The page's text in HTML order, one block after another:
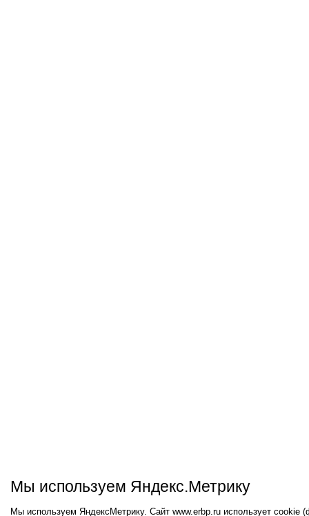
Мы используем Яндекс.Метрику
Мы используем ЯндексМетрику. Сайт www.erbp.ru использует